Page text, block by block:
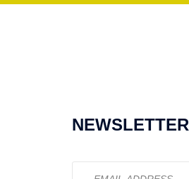
NEWSLETTER